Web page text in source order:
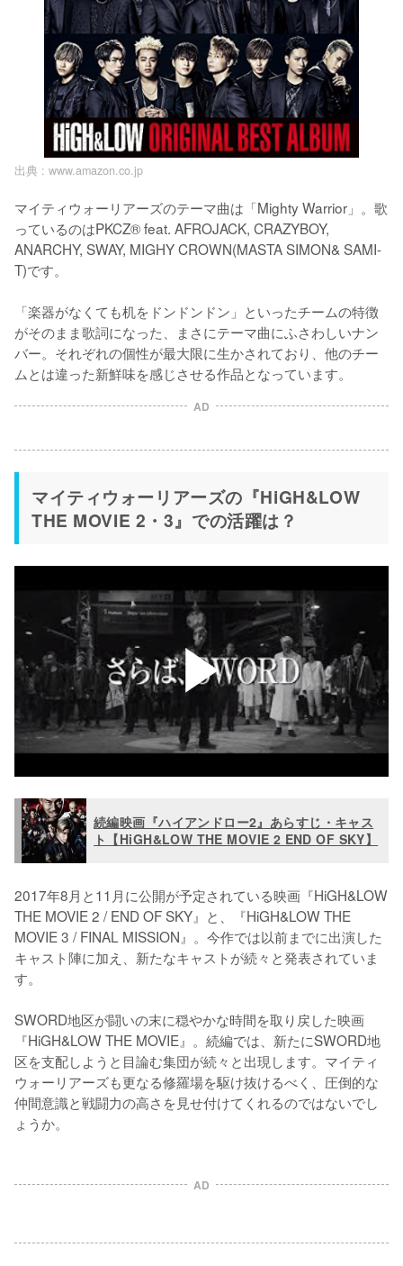
出典 : www.amazon.co.jp
マイティウォーリアーズのテーマ曲は「Mighty Warrior」。歌
っているのはPKCZ® feat. AFROJACK, CRAZYBOY,
ANARCHY, SWAY, MIGHY CROWN(MASTA SIMON& SAMI-
T)です。
「楽器がなくても机をドンドンドン」といったチームの特徴
がそのまま歌詞になった、まさにテーマ曲にふさわしいナン
バー。それぞれの個性が最大限に生かされており、他のチー
ムとは違った新鮮味を感じさせる作品となっています。
AD
マイティウォーリアーズの『HiGH&LOW
THE MOVIE 2・3』での活躍は？
続編映画『ハイアンドロー2』あらすじ・キャス
ト【HiGH&LOW THE MOVIE 2 END OF SKY】
2017年8月と11月に公開が予定されている映画『HiGH&LOW
THE MOVIE 2 / END OF SKY』と、『HiGH&LOW THE
MOVIE 3 / FINAL MISSION』。今作では以前までに出演した
キャスト陣に加え、新たなキャストが続々と発表されていま
す。
SWORD地区が闘いの末に穏やかな時間を取り戻した映画
『HiGH&LOW THE MOVIE』。続編では、新たにSWORD地
区を支配しようと目論む集団が続々と出現します。マイティ
ウォーリアーズも更なる修羅場を駆け抜けるべく、圧倒的な
仲間意識と戦闘力の高さを見せ付けてくれるのではないでし
ょうか。
AD